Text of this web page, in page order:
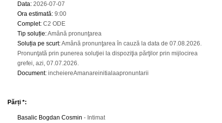
Data: 2026-07-07
Ora estimată: 9:00
Complet: C2 ODE
Tip soluție:Amână pronunţarea
Soluția pe scurt:Amână pronunţarea în cauză la data de 07.08.2026.
Pronunţată prin punerea soluţiei la dispoziţia părţilor prin mijlocirea
grefei, azi, 07.07.2026.
Document: incheiereAmanareinitialaapronuntarii
Părți *:
Basalic Bogdan Cosmin - Intimat